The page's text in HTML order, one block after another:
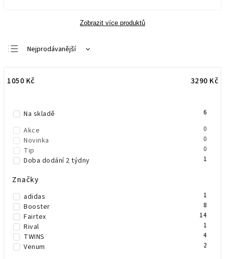
Zobrazit více produktů
Nejlevnější
Nejprodávanější
Abecedně
1050 Kč 3290 Kč
Na skladě 6
Akce 0
Novinka 0
Tip 0
Doba dodání 2 týdny 1
Značky
adidas 1
Booster 8
Fairtex 14
Rival 1
TWINS 4
Venum 2